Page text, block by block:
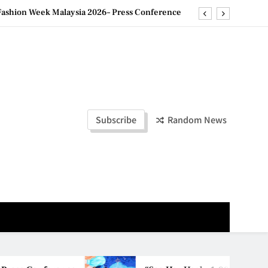
马来西亚妈妈提供分享剖腹产复原历程的空间
马来西亚妈妈提供分享剖腹产复原历程的空间
Subscribe Random News